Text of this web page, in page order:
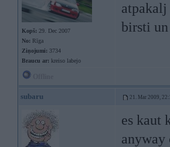
Kopš: 29. Dec 2007
No: Rīga
Ziņojumi: 3734
Braucu ar: kreiso labejo
atpakalj
birsti
subaru 21. Mar 2009,
es kaut